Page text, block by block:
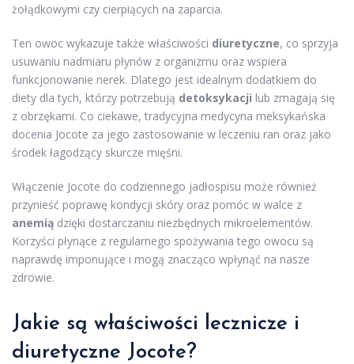
żołądkowymi czy cierpiących na zaparcia.
Ten owoc wykazuje także właściwości diuretyczne, co sprzyja
usuwaniu nadmiaru płynów z organizmu oraz wspiera
funkcjonowanie nerek. Dlatego jest idealnym dodatkiem do
diety dla tych, którzy potrzebują detoksykacji lub zmagają się
z obrzękami. Co ciekawe, tradycyjna medycyna meksykańska
docenia Jocote za jego zastosowanie w leczeniu ran oraz jako
środek łagodzący skurcze mięśni.
Włączenie Jocote do codziennego jadłospisu może również
przynieść poprawę kondycji skóry oraz pomóc w walce z
anemią dzięki dostarczaniu niezbędnych mikroelementów.
Korzyści płynące z regularnego spożywania tego owocu są
naprawdę imponujące i mogą znacząco wpłynąć na nasze
zdrowie.
Jakie są właściwości lecznicze i
diuretyczne Jocote?